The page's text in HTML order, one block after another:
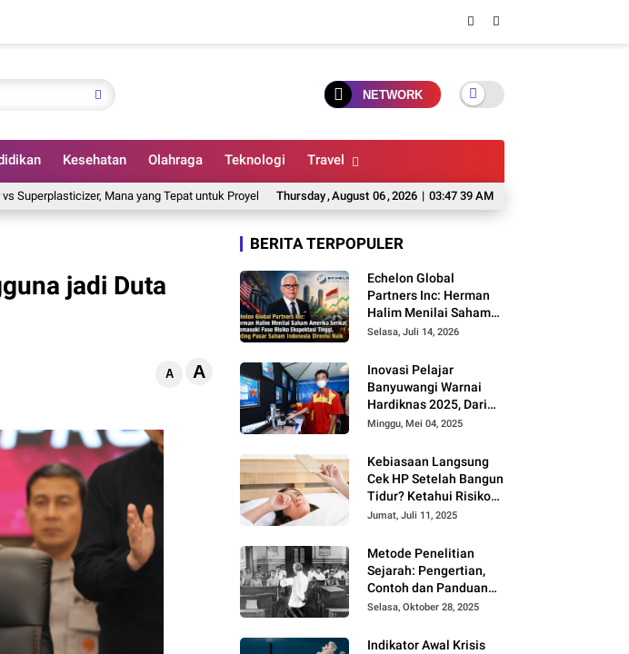
NETWORK
Kesehatan Olahraga Teknologi Travel
Thursday,August 06,2026 | 03:47 40 AM
Mana yang Tepat untuk Proyek Anda? Osing, Gandrung, dan Identitas Budaya Banyuwangi: Warisan
jadi Duta
A A
BERITA TERPOPULER
Echelon Global
Partners Inc: Herman
Halim Menilai Saham
Amerika Serikat
Ekspektasi Tinggi,
Rating Pasar Saham
Indonesia Direvisi Naik
Selasa, Juli 14, 2026
Inovasi Pelajar
Banyuwangi Warnai
Hardiknas 2025, Dari
Smart Home hingga
Minggu, Mei 04, 2025
Kebiasaan Langsung
Cek HP Setelah Bangun
Tidur? Ketahui Risiko
Kesehatannya Menurut
Jumat, Juli 11, 2025
Metode Penelitian
Sejarah: Pengertian,
Contoh dan Panduan
Lengkapnya
Selasa, Oktober 28, 2025
Indikator Awal Krisis